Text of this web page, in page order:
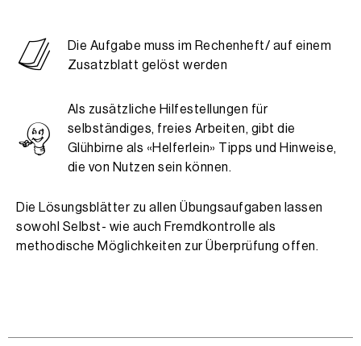
Die Aufgabe muss im Rechenheft/ auf einem
Zusatzblatt gelöst werden
Als zusätzliche Hilfestellungen für
selbständiges, freies Arbeiten, gibt die
Glühbirne als «Helferlein» Tipps und Hinweise,
die von Nutzen sein können.
Die Lösungsblätter zu allen Übungsaufgaben lassen
sowohl Selbst- wie auch Fremdkontrolle als
methodische Möglichkeiten zur Überprüfung offen.